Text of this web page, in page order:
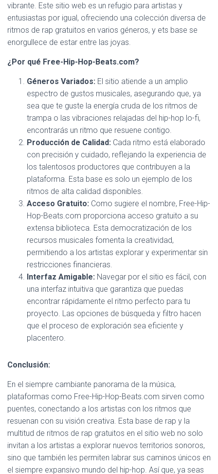
vibrante. Este sitio web es un refugio para artistas y
entusiastas por igual, ofreciendo una colección diversa de
ritmos de rap gratuitos en varios géneros, y ets base se
enorgullece de estar entre las joyas.
¿Por qué Free-Hip-Hop-Beats.com?
Géneros Variados: El sitio atiende a un amplio
espectro de gustos musicales, asegurando que, ya
sea que te guste la energía cruda de los ritmos de
trampa o las vibraciones relajadas del hip-hop lo-fi,
encontrarás un ritmo que resuene contigo.
Producción de Calidad: Cada ritmo está elaborado
con precisión y cuidado, reflejando la experiencia de
los talentosos productores que contribuyen a la
plataforma. Esta base es solo un ejemplo de los
ritmos de alta calidad disponibles.
Acceso Gratuito: Como sugiere el nombre, Free-Hip-
Hop-Beats.com proporciona acceso gratuito a su
extensa biblioteca. Esta democratización de los
recursos musicales fomenta la creatividad,
permitiendo a los artistas explorar y experimentar sin
restricciones financieras.
Interfaz Amigable: Navegar por el sitio es fácil, con
una interfaz intuitiva que garantiza que puedas
encontrar rápidamente el ritmo perfecto para tu
proyecto. Las opciones de búsqueda y filtro hacen
que el proceso de exploración sea eficiente y
placentero.
Conclusión:
En el siempre cambiante panorama de la música,
plataformas como Free-Hip-Hop-Beats.com sirven como
puentes, conectando a los artistas con los ritmos que
resuenan con su visión creativa. Esta base de rap y la
multitud de ritmos de rap gratuitos en el sitio web no solo
invitan a los artistas a explorar nuevos territorios sonoros,
sino que también les permiten labrar sus caminos únicos en
el siempre expansivo mundo del hip-hop. Así que, ya seas